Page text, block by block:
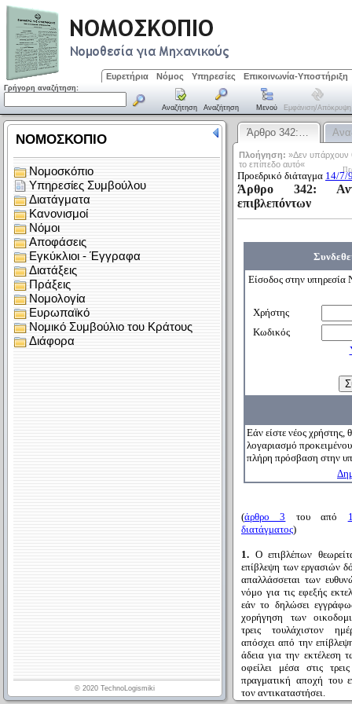
Ευρετήρια Νόμος Υπηρεσίες Επικοινωνία-Υποστήριξη
Γρήγορη αναζήτηση:
Αναζήτηση Αναζήτηση Μενού Εμφάνιση/απόκρυψη
Άρθρο 342:…